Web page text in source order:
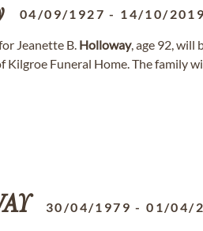
04/09/1927 - 14/10/2019
Jeanette B. Holloway, age 92, will
Kilgroe Funeral Home. The family
30/04/1979 -01/04/